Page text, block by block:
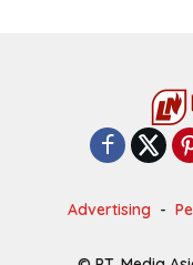
Advertising